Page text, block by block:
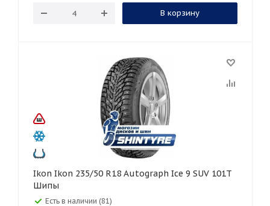
В корзину
Ikon Ikon 235/50 R18 Autograph Ice 9 SUV 101T
Шипы
Есть в наличии (81)